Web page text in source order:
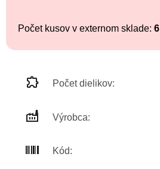
Počet kusov v externom sklade: 6
Počet dielikov:
Výrobca:
Kód: